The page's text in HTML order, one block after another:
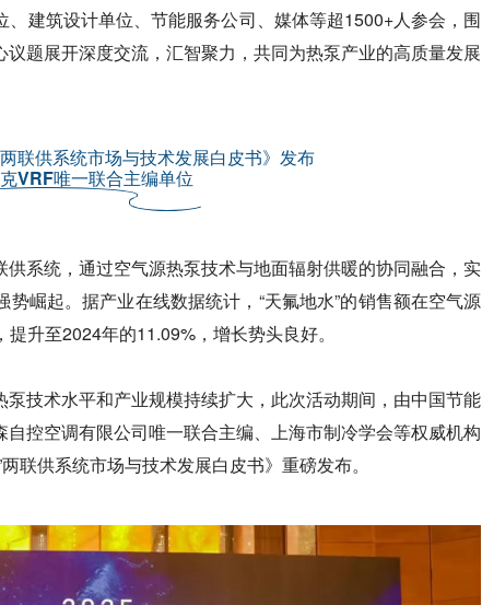
建筑设计单位、节能服务公司、媒体等超1500+人参会，围
题展开深度交流，汇智聚力，共同为热泵产业的高质量发展
两联供系统市场与技术发展白皮书》发布
VRF唯一联合主编单位
系统，通过空气源热泵技术与地面辐射供暖的协同融合，实
崛起。据产业在线数据统计，“天氟地水”的销售额在空气源
升至2024年的11.09%，增长势头良好。
技术水平和产业规模持续扩大，此次活动期间，由中国节能
控空调有限公司唯一联合主编、上海市制冷学会等权威机构
联供系统市场与技术发展白皮书》重磅发布。